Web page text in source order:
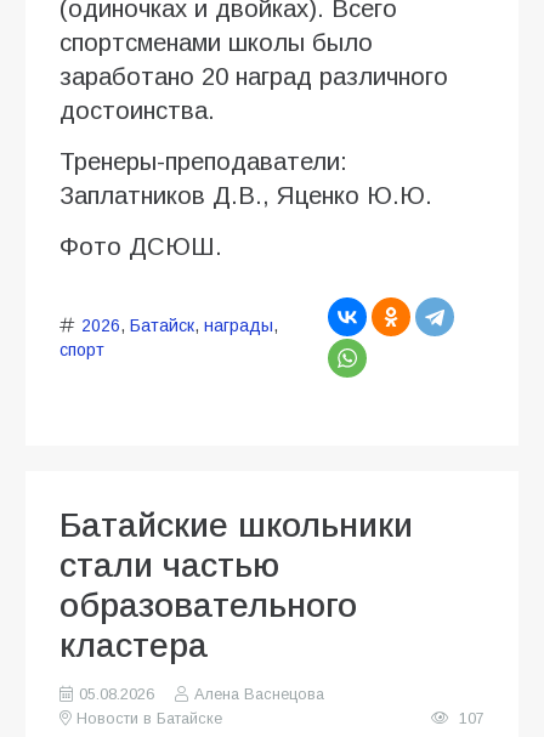
(одиночках и двойках). Всего
спортсменами школы было
заработано 20 наград различного
достоинства.
Тренеры-преподаватели:
Заплатников Д.В., Яценко Ю.Ю.
Фото ДСЮШ.
2026, Батайск, награды,
спорт
Батайские школьники
стали частью
образовательного
кластера
05.08.2026
Алена Васнецова
Новости в Батайске
107